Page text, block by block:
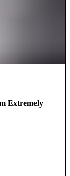
Extremely